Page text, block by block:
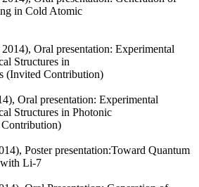
in Cold Atomic
Oral presentation: Experimental
Structures in
(Invited Contribution)
Oral presentation: Experimental
Structures in Photonic
Poster presentation:Toward Quantum
with Li-7